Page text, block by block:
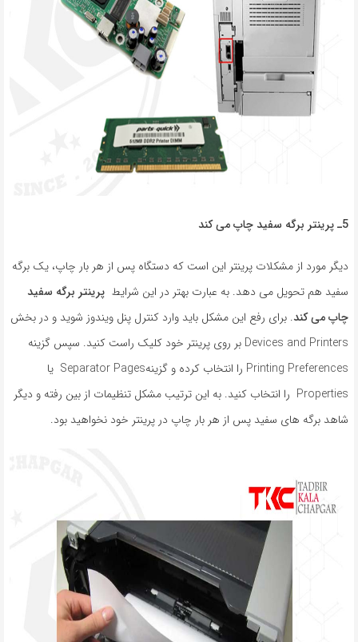
5ـ پرینتر برگه سفید چاپ می کند
دیگر مورد از مشکلات پرینتر این است که دستگاه پس از هر بار چاپ، یک برگه
سفید هم تحویل می دهد. به عبارت بهتر در این شرایط پرینتر برگه سفید
چاپ می کند. برای رفع این مشکل باید وارد کنترل پنل ویندوز شوید و در بخش
Devices and Printers بر روی پرینتر خود کلیک راست کنید. سپس گزینه
Printing Preferences را انتخاب کرده و گزینهSeparator Pages یا
Properties را انتخاب کنید. به این ترتیب مشکل تنظیمات از بین رفته و دیگر
شاهد برگه های سفید پس از هر بار چاپ در پرینتر خود نخواهید بود.